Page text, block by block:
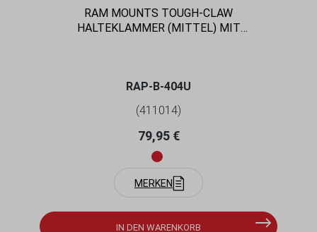
RAM MOUNTS TOUGH-CLAW
HALTEKLAMMER (MITTEL) MIT
RAP-B-404U
(411014)
Regulärer Preis:
79,95 €
MERKEN
IN DEN WARENKORB